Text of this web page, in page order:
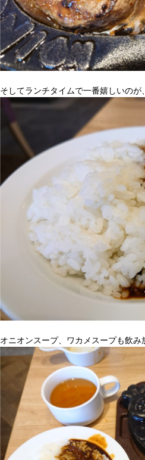
そしてランチタイムで一番嬉しいのが
オニオンスープ、ワカメスープも飲み